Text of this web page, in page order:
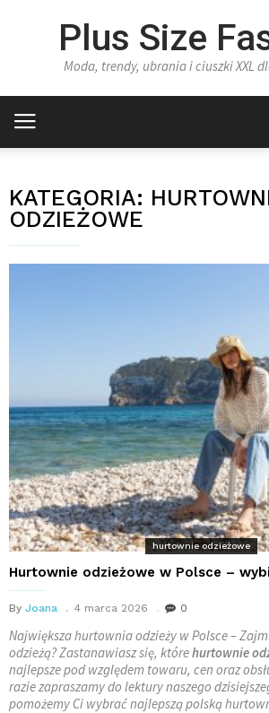
Plus Size
Moda, trendy, ubrania i ciuszki XXL
KATEGORIA:
ODZIEŻOWE
hurtownie odzieżowe
Hurtownie odzieżowe w Polsce –
By Joana 4 marca 2026 0
Największa hurtownia odzieży w Polsce –
odzieżą? Zastanawiasz się, którehurtownie
najlepsze pod względem towaru, cen oraz
razie zapraszamy do lektury naszego
pomożemy Ci wybrać najlepszą polską